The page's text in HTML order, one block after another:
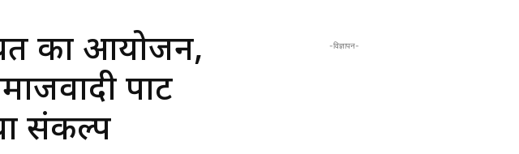
का आयोजन,
पार्टी
संकल्प
-विज्ञापन-